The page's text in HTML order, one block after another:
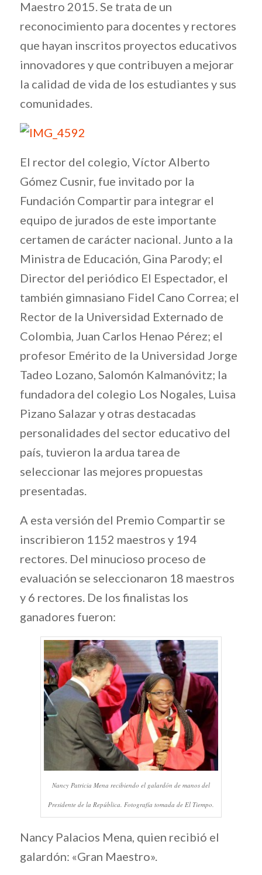
Maestro 2015. Se trata de un
reconocimiento para docentes y rectores
que hayan inscritos proyectos educativos
innovadores y que contribuyen a mejorar
la calidad de vida de los estudiantes y sus
comunidades.
El rector del colegio, Víctor Alberto
Gómez Cusnir, fue invitado por la
Fundación Compartir para integrar el
equipo de jurados de este importante
certamen de carácter nacional. Junto a la
Ministra de Educación, Gina Parody; el
Director del periódico El Espectador, el
también gimnasiano Fidel Cano Correa; el
Rector de la Universidad Externado de
Colombia, Juan Carlos Henao Pérez; el
profesor Emérito de la Universidad Jorge
Tadeo Lozano, Salomón Kalmanóvitz; la
fundadora del colegio Los Nogales, Luisa
Pizano Salazar y otras destacadas
personalidades del sector educativo del
país, tuvieron la ardua tarea de
seleccionar las mejores propuestas
presentadas.
A esta versión del Premio Compartir se
inscribieron 1152 maestros y 194
rectores. Del minucioso proceso de
evaluación se seleccionaron 18 maestros
y 6 rectores. De los finalistas los
ganadores fueron:
Nancy Patricia Mena recibiendo el galardón de manos del
Presidente de la República. Fotografía tomada de El Tiempo.
Nancy Palacios Mena, quien recibió el
galardón: «Gran Maestro».